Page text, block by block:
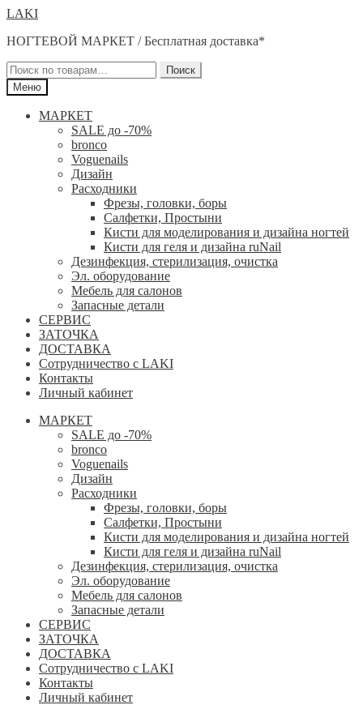
Перейти
навигации
Перейти
содержимому
LAKI
НОГТЕВОЙ МАРКЕТ / Бесплатная доставка*
Искать:
Поиск
Меню
МАРКЕТ
SALE до -70%
bronco
Voguenails
Дизайн
Расходники
Фрезы, головки, боры
Салфетки, Простыни
Кисти для моделирования и дизайна ногтей
Кисти для геля и дизайна ruNail
Дезинфекция, стерилизация, очистка
Эл. оборудование
Мебель для салонов
Запасные детали
СЕРВИС
ЗАТОЧКА
ДОСТАВКА
Сотрудничество с LAKI
Контакты
Личный кабинет
МАРКЕТ
SALE до -70%
bronco
Voguenails
Дизайн
Расходники
Фрезы, головки, боры
Салфетки, Простыни
Кисти для моделирования и дизайна ногтей
Кисти для геля и дизайна ruNail
Дезинфекция, стерилизация, очистка
Эл. оборудование
Мебель для салонов
Запасные детали
СЕРВИС
ЗАТОЧКА
ДОСТАВКА
Сотрудничество с LAKI
Контакты
Личный кабинет